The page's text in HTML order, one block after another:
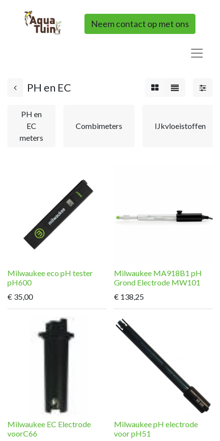
Neem contact op met ons
PH en EC
PH en
EC
meters
Combimeters IJkvloeistoffen
Milwaukee eco pH tester
pH600
€ 35,00
Milwaukee MA918B1 pH
Grond Electrode MW101
€ 138,25
Milwaukee EC Electrode
voorC66
Milwaukee pH electrode
voor pH51